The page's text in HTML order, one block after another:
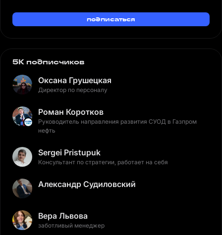
подписаться
5K подписчиков
Оксана Грушецкая
Директор по персоналу
Роман Коротков
Руководитель направления развития СУОД в Газпром
нефть
Sergei Pristupuk
Консультант по стратегии, работает на себя
Александр Судиловский
Вера Львова
заботливый менеджер